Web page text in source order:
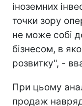
іноземних
точки зору
не може собі
бізнесом, в
розвитку", -
При цьому
продаж